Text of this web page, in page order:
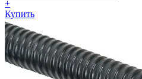
+
Купить